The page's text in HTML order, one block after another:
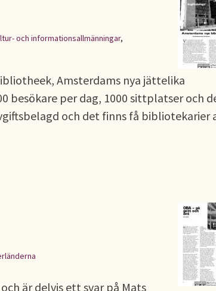
och informationsallmänningar,
Amsterdams nya jättelika
besökare per dag, 1000 sittplatser och
och det finns få bibliotekarier
är delvis ett svar på Mats